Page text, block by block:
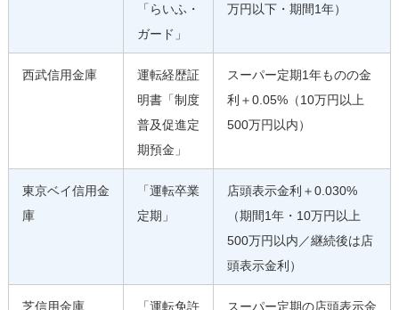
「らいふ・
ガード」
万円以下・期間1年）
西武信用金庫
運転経歴証
明書「制度
普及促進定
期預金」
スーパー定期1年ものの金
利＋0.05%（10万円以上
500万円以内）
東京ベイ信用金
庫
「運転卒業
定期」
店頭表示金利＋0.030%
（期間1年・10万円以上
500万円以内／継続後は店
頭表示金利）
芝信用金庫 「運転免許 スーパー定期の店頭表示金